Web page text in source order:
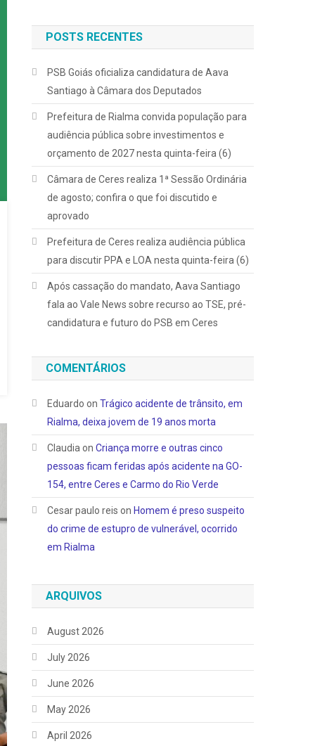
POSTS RECENTES
PSB Goiás oficializa candidatura de Aava
Santiago à Câmara dos Deputados
Prefeitura de Rialma convida população para
audiência pública sobre investimentos e
orçamento de 2027 nesta quinta-feira (6)
Câmara de Ceres realiza 1ª Sessão Ordinária
de agosto; confira o que foi discutido e
aprovado
Prefeitura de Ceres realiza audiência pública
para discutir PPA e LOA nesta quinta-feira (6)
Após cassação do mandato, Aava Santiago
fala ao Vale News sobre recurso ao TSE, pré-
candidatura e futuro do PSB em Ceres
COMENTÁRIOS
Eduardo onTrágico acidente de trânsito, em
Rialma, deixa jovem de 19 anos morta
ClaudiaonCriança morre e outras cinco
pessoas ficam feridas após acidente na GO-
154, entre Ceres e Carmo do Rio Verde
Cesar paulo reis on Homem é preso suspeito
do crime de estupro de vulnerável, ocorrido
em Rialma
ARQUIVOS
August 2026
July 2026
June 2026
May 2026
April 2026